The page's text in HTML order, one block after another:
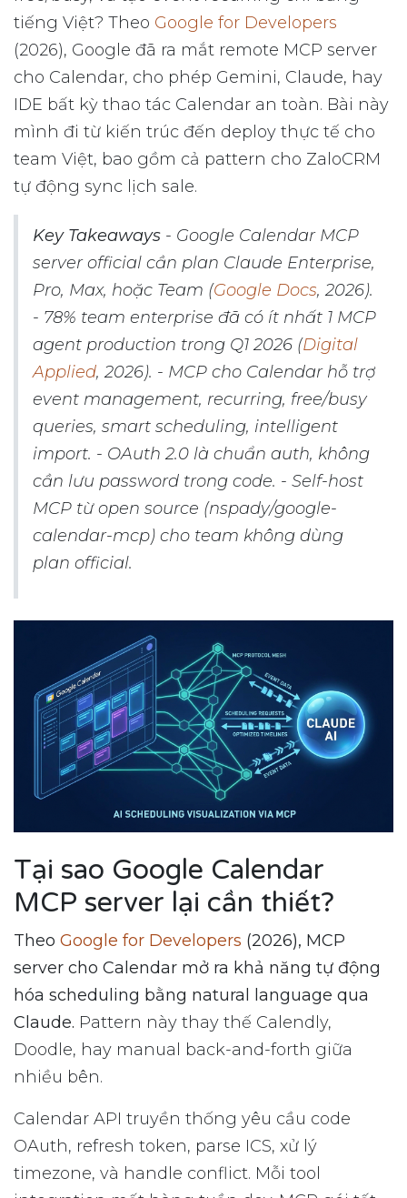
tiếng Việt? Theo Google for Developers
(2026), Google đã ra mắt remote MCP server
cho Calendar, cho phép Gemini, Claude, hay
IDE bất kỳ thao tác Calendar an toàn. Bài này
mình đi từ kiến trúc đến deploy thực tế cho
team Việt, bao gồm cả pattern cho ZaloCRM
tự động sync lịch sale.
Key Takeaways - Google Calendar MCP
server official cần plan Claude Enterprise,
Pro, Max, hoặc Team (Google Docs, 2026).
- 78% team enterprise đã có ít nhất 1 MCP
agent production trong Q1 2026 (Digital
Applied, 2026). - MCP cho Calendar hỗ trợ
event management, recurring, free/busy
queries, smart scheduling, intelligent
import. - OAuth 2.0 là chuẩn auth, không
cần lưu password trong code. - Self-host
MCP từ open source (nspady/google-
calendar-mcp) cho team không dùng
plan official.
Tại sao Google Calendar
MCP server lại cần thiết?
Theo Google for Developers (2026), MCP
server cho Calendar mở ra khả năng tự động
hóa scheduling bằng natural language qua
Claude. Pattern này thay thế Calendly,
Doodle, hay manual back-and-forth giữa
nhiều bên.
Calendar API truyền thống yêu cầu code
OAuth, refresh token, parse ICS, xử lý
timezone, và handle conflict. Mỗi tool